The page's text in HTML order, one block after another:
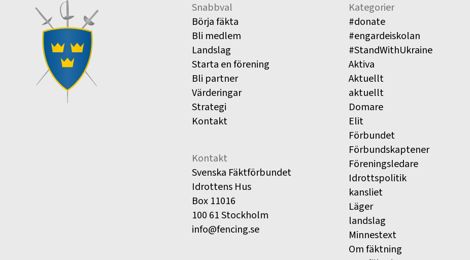
Snabbval
Börja fäkta
Bli medlem
Landslag
Starta en förening
Bli partner
Värderingar
Strategi
Kontakt
Kontakt
Svenska Fäktförbundet
Idrottens Hus
Box 11016
100 61 Stockholm
info@fencing.se
Kategorier
#donate
#engardeiskolan
#StandWithUkraine
Aktiva
Aktuellt
aktuellt
Domare
Elit
Förbundet
Förbundskaptener
Föreningsledare
Idrottspolitik
kansliet
Läger
landslag
Minnestext
Om fäktning